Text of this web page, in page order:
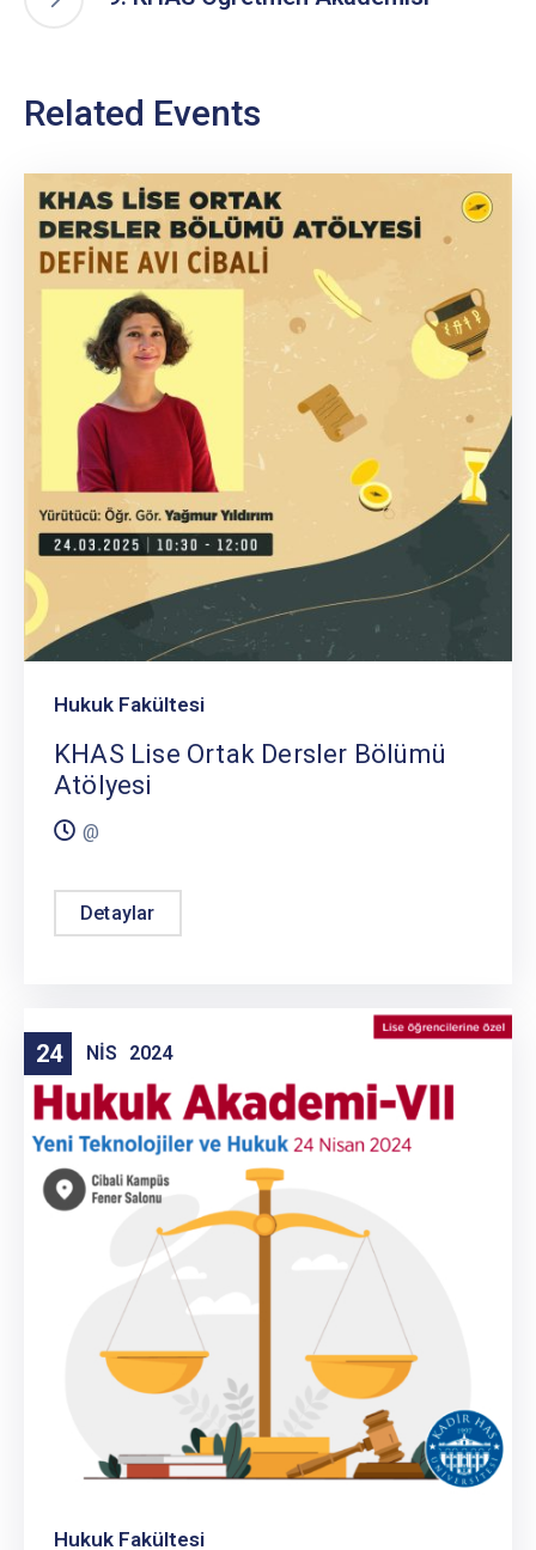
Related Events
Hukuk Fakültesi
KHAS Lise Ortak Dersler Bölümü
Atölyesi
@
Detaylar
24 NIS 2024
Hukuk Fakültesi